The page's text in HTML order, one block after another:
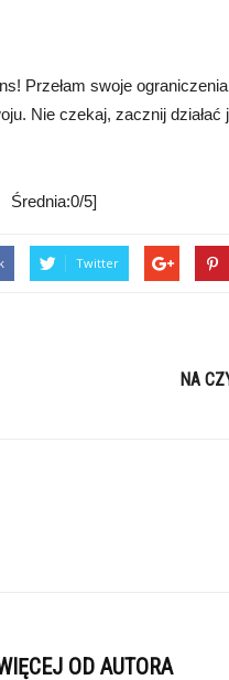
Przełam swoje
Nie czekaj, zacznij
Średnia:0/5]
Twitter
NA
OD AUTORA